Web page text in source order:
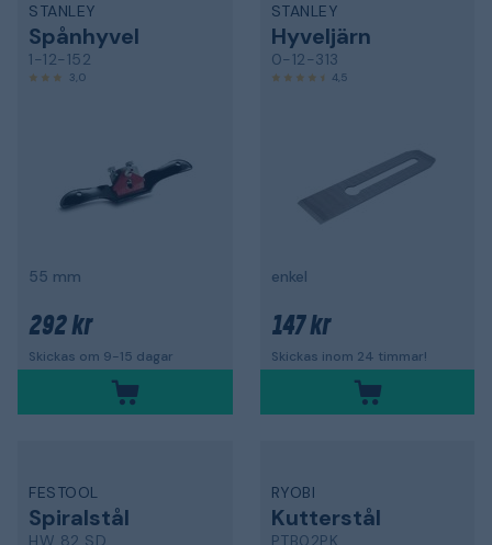
STANLEY
Spånhyvel
1-12-152
3,0
55 mm
292 kr
Skickas om 9-15 dagar
STANLEY
Hyveljärn
0-12-313
4,5
enkel
147 kr
Skickas inom 24 timmar!
FESTOOL
Spiralstål
HW 82 SD
RYOBI
Kutterstål
PTB02PK